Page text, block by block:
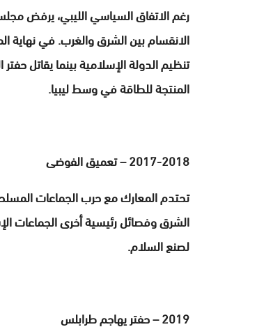
رغم الاتفاق السياسي الليبي، يرفض
الانقسام بين الشرق والغرب. في
تنظيم الدولة الإسلامية بينما يقاتل
المنتجة للطاقة في وسط ليبيا.
2017-2018 – تعميق الفوضى
تحتدم المعارك مع حرب الجماعات
الشرق وفصائل رئيسية أخرى الجماعات
لصنع السلام.
2019 – حفتر يهاجم طرابلس